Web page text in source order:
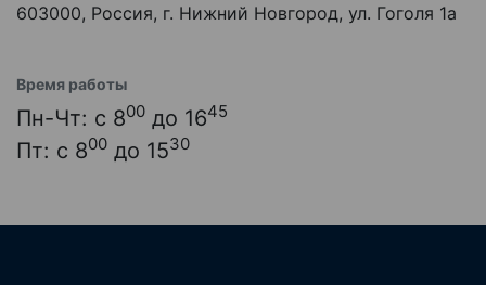
603000, Россия, г. Нижний Новгород, ул. Гоголя 1а
Время работы
Пн-Чт: с 800 до 1645
Пт: с 800 до 1530